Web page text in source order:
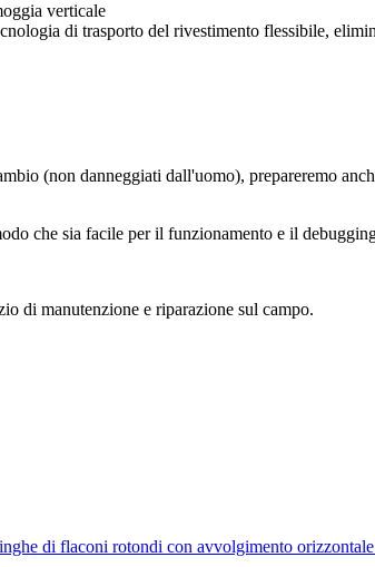
verticale
di trasporto del rivestimento flessibile,
(non danneggiati dall'uomo), prepareremo
che sia facile per il funzionamento e il
di manutenzione e riparazione sul campo.
di flaconi rotondi con avvolgimento